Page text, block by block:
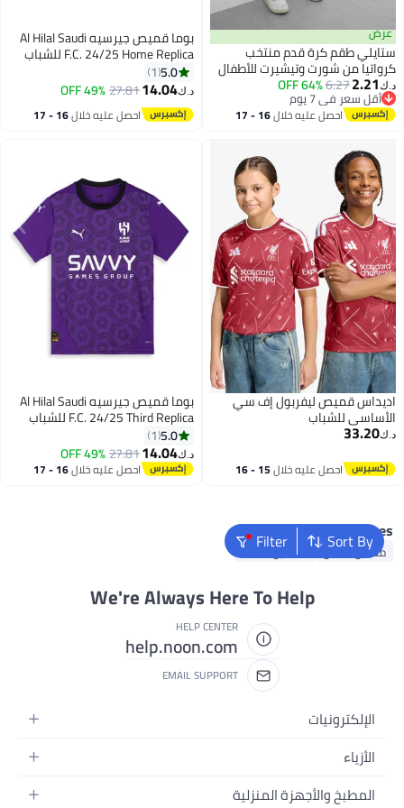
عرض
ستايلي طقم كرة قدم منتخب
كرواتيا من شورت وتيشيرت للأطفال
د.ك‏2.21
6.27
64% OFF
أقل سعر في 7 يوم
أقل سعر في 7 يوماحصل عليه خلال 16 - 17
بوما قميص جيرسيه Al Hilal Saudi
F.C. 24/25 Home Replica للشباب
5.0
1
د.ك‏14.04
27.81
49% OFF
احصل عليه خلال 16 - 17
اديداس قميص ليفربول إف سي
الأساسي للشباب
د.ك‏33.20
احصل عليه خلال 15 - 16
بوما قميص جيرسيه Al Hilal Saudi
F.C. 24/25 Third Replica للشباب
5.0
1
د.ك‏14.04
27.81
49% OFF
احصل عليه خلال 16 - 17
Sort By
Filter Popular Searches
ملابس اطفال فساتين للبنات
We're Always Here To Help
HELP CENTER
help.noon.com
EMAIL SUPPORT
الإلكترونيات
الجوالات
اللابتوبات
الأزياء
أزياء نسائية
المطبخ والأجهزة المنزلية